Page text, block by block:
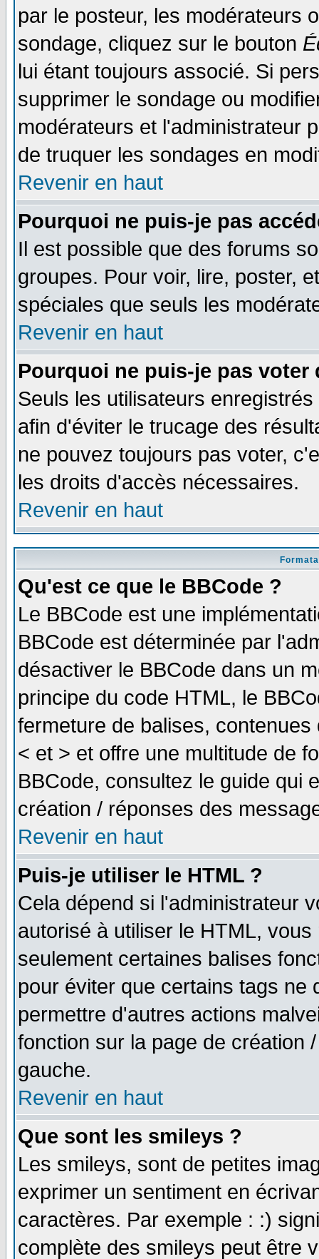
par le posteur, les modérateurs
sondage, cliquez sur le bouton
lui étant toujours associé. Si
supprimer le sondage ou
modérateurs et l'administrateur
de truquer les sondages en
Revenir en haut
Pourquoi ne puis-je pas
Il est possible que des forums
groupes. Pour voir, lire, poster,
spéciales que seuls les
Revenir en haut
Pourquoi ne puis-je pas voter
Seuls les utilisateurs
afin d'éviter le trucage des
ne pouvez toujours pas voter,
les droits d'accès nécessaires.
Revenir en haut
Qu'est ce que le BBCode ?
Le BBCode est une
BBCode est déterminée par
désactiver le BBCode dans un
principe du code HTML, le
fermeture de balises,
< et > et offre une multitude de
BBCode, consultez le guide qui
création / réponses des
Revenir en haut
Puis-je utiliser le HTML ?
Cela dépend si l'administrateur
autorisé à utiliser le HTML,
seulement certaines balises
pour éviter que certains tags ne
permettre d'autres actions
fonction sur la page de création
gauche.
Revenir en haut
Que sont les smileys ?
Les smileys, sont de petites
exprimer un sentiment en
caractères. Par exemple : :)
complète des smileys peut être